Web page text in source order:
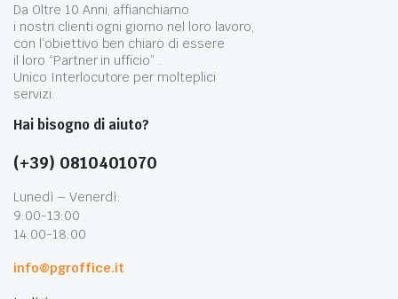
Da Oltre 10 Anni, affianchiamo
i nostri clienti ogni giorno nel loro lavoro,
con l’obiettivo ben chiaro di essere
il loro “Partner in ufficio” .
Unico Interlocutore per molteplici
servizi.
Hai bisogno di aiuto?
(+39) 0810401070
Lunedì – Venerdì:
9:00-13:00
14:00-18:00
info@pgroffice.it